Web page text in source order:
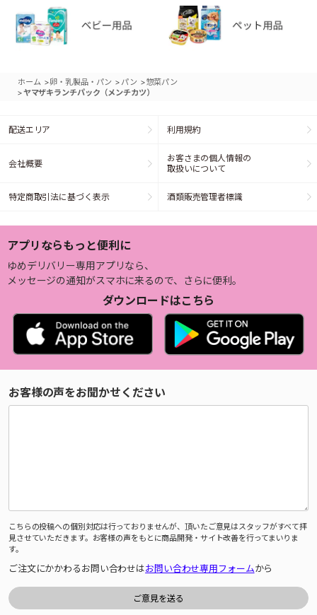
ホーム >卵・乳製品・パン > パン >惣菜パン
>ヤマザキランチパック（メンチカツ）
配送エリア 利用規約
会社概要
お客さまの個人情報の
取扱いについて
特定商取引法に基づく表示 酒類販売管理者標識
アプリならもっと便利に
ゆめデリバリー専用アプリなら、
メッセージの通知がスマホに来るので、さらに便利。
ダウンロードはこちら
お客様の声をお聞かせください
こちらの投稿への個別対応は行っておりませんが、頂いたご意見はスタッフがすべて拝
見させていただきます。お客様の声をもとに商品開発・サイト改善を行ってまいりま
す。
ご注文にかかわるお問い合わせはお問い合わせ専用フォームから